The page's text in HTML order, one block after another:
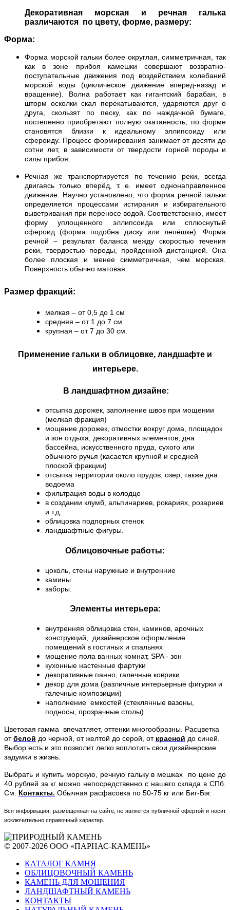
Декоративная морская и речная галька
различаются по цвету, форме, размеру:
Форма:
Форма морской гальки более округлая, симметричная, так
как в зоне прибоя камешки совершают возвратно-
поступательные движения под воздействием колебаний
морской воды (циклическое движение вперед-назад и
вращение). Волна работает как гигантский барабан, в
шторм осколки скал перекатываются, ударяются друг о
друга, скользят по песку, как по наждачной бумаге,
постепенно приобретают полную окатанность, по форме
становятся близки к идеальному эллипсоиду или
сфероиду. Процесс формирования занимает от десяти до
сотни лет, в зависимости от твердости горной породы и
силы прибоя.
Речная же транспортируется по течению реки, всегда
двигаясь только вперёд, т. е. имеет однонаправленное
движение. Научно установлено, что форма речной гальки
определяется процессами истирания и избирательного
выветривания при переносе водой. Соответственно, имеет
форму уплощенного эллипсоида или сплюснутый
сфероид (форма подобна диску или лепёшке). Форма
речной – результат баланса между скоростью течения
реки, твердостью породы, пройденной дистанцией. Она
более плоская и менее симметричная, чем морская.
Поверхность обычно матовая.
Размер фракций:
мелкая – от 0,5 до 1 см
средняя – от 1 до 7 см
крупная – от 7 до 30 см.
Применение гальки в облицовке, ландшафте и
интерьере.
В ландшафтном дизайне:
отсыпка дорожек, заполнение швов при мощении
(мелкая фракция)
мощение дорожек, отмостки вокруг дома, площадок
и зон отдыха, декоративных элементов, дна
бассейна, искусственного пруда, сухого или
обычного ручья (касается крупной и средней
плоской фракции)
отсыпка территории около прудов, озер, также дна
водоема
фильтрация воды в колодце
в создании клумб, альпинариев, рокариях, розариев
и т.д.
облицовка подпорных стенок
ландшафтные фигуры.
Облицовочные работы:
цоколь, стены наружные и внутренние
камины
заборы.
Элементы интерьера:
внутренняя облицовка стен, каминов, арочных
конструкций, дизайнерское оформление
помещений в гостиных и спальнях
мощение пола ванных комнат, SPA - зон
кухонные настенные фартуки
декоративные панно , галечные коврики
декор для дома (различные интерьерные фигурки и
галечные композиции)
наполнение емкостей (стеклянные вазоны,
подносы, прозрачные столы).
Цветовая гамма впечатляет, оттенки многообразны. Расцветка
отбелой до черной, от желтой до серой, от красной до синей.
Выбор есть и это позволит легко воплотить свои дизайнерские
задумки в жизнь.
Выбрать и купить морскую, речную гальку в мешках по цене до
40 рублей за кг можно непосредственно с нашего склада в СПб.
См. Контакты. Обычная расфасовка по 50-75 кг или Биг-Бэг.
Вся информация, размещенная на сайте, не является публичной офертой и носит
исключительно справочный характер.
© 2007-2026 ООО «ПАРНАС-КАМЕНЬ»
КАТАЛОГ КАМНЯ
ОБЛИЦОВОЧНЫЙ КАМЕНЬ
КАМЕНЬ ДЛЯ МОЩЕНИЯ
ЛАНДШАФТНЫЙ КАМЕНЬ
КОНТАКТЫ